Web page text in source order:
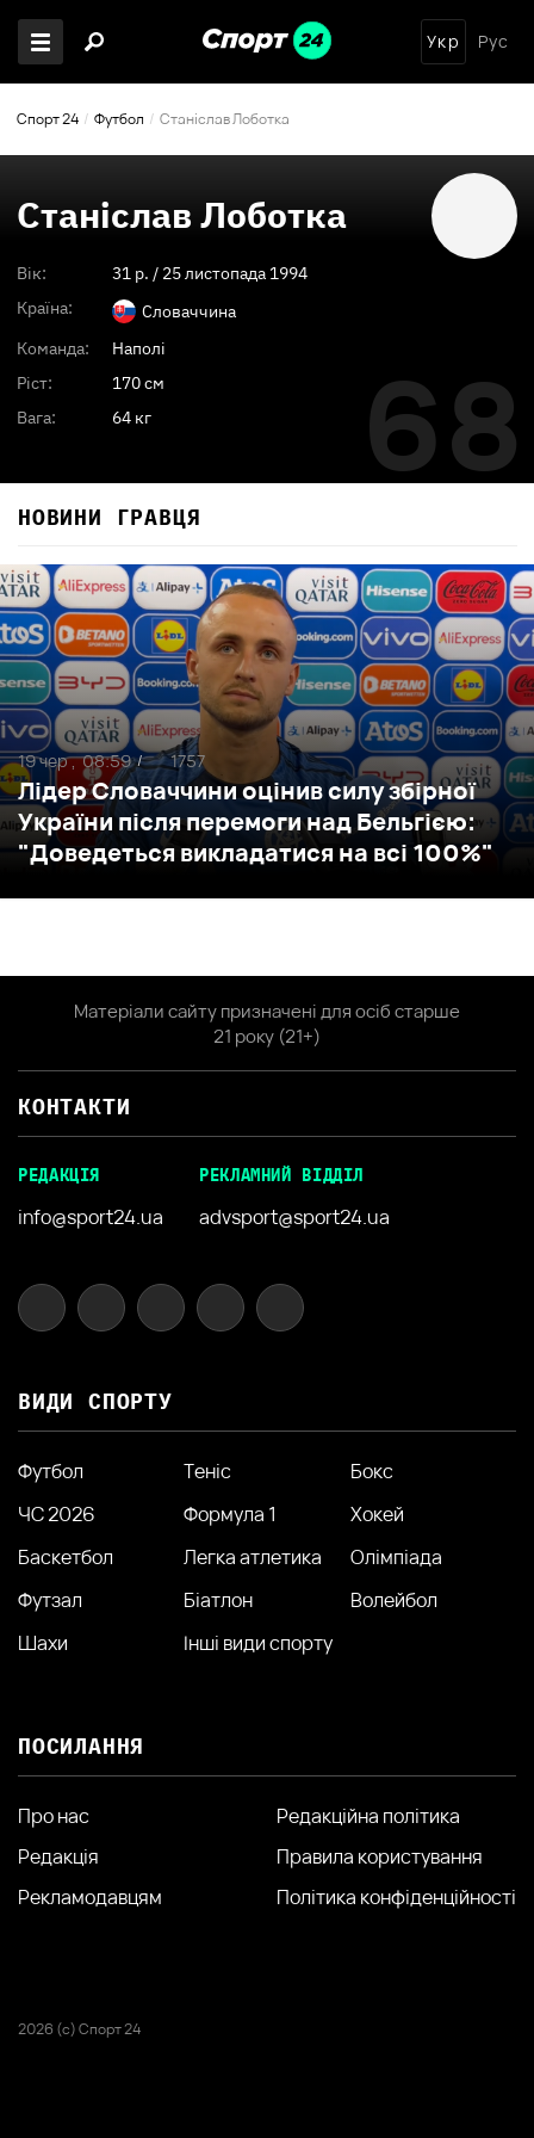
Укр Рус
Спорт 24 Футбол Станіслав Лоботка
Станіслав Лоботка
Вік: 31 p. / 25 листопада 1994
Країна:
Словаччина
Команда:
Наполі
Ріст:
170 см
Вага:
64 кг 68
НОВИНИ ГРАВЦЯ
Лідер Словаччини оцінив силу збірної
України після перемоги над Бельгією:
"Доведеться викладатися на всі 100%"
19 чер , 08:59 / 1757
Матеріали сайту призначені для осіб старше
21 року (21+)
КОНТАКТИ
РЕДАКЦІЯ
info@sport24.ua
РЕКЛАМНИЙ ВІДДІЛ
advsport@sport24.ua
ВИДИ СПОРТУ
Футбол Теніс
Бокс
ЧС 2026
Формула 1
Хокей
Баскетбол
Легка атлетика
Олімпіада
Футзал
Біатлон
Волейбол
Шахи
Інші види спорту
ПОСИЛАННЯ
Про нас
Редакція
Рекламодавцям
Редакційна політика
Правила користування
Політика конфіденційності
2026 (с) Спорт 24